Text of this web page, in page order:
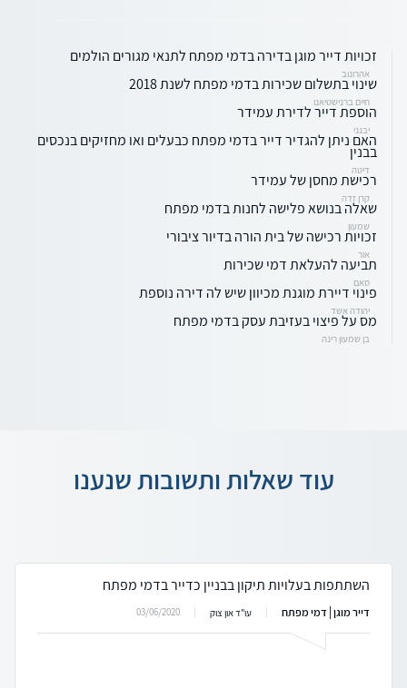
זכויות דייר מוגן בדירה בדמי מפתח לתנאי מגורים הולמים
אהרונוב
שינוי בתשלום שכירות בדמי מפתח לשנת 2018
חיים ברנישטיאנו
הוספת דייר לדירת עמידר
יבגני
האם ניתן להגדיר דייר בדמי מפתח כבעלים ואו מחזיקים בנכסים
בבנין
דיטה
רכישת מחסן של עמידר
קרן זדה
שאלה בנושא פלישה לחנות בדמי מפתח
שמעון
זכויות רכישה של בית הורה בדיור ציבורי
אור
תביעה להעלאת דמי שכירות
סאם
פינוי דיירת מוגנת מכיוון שיש לה דירה נוספת
יהודה אשד
מס על פיצוי בעזיבת עסק בדמי מפתח
בן שמעון רינה
עוד שאלות ותשובות שנענו
השתתפות בעלויות תיקון בבניין כדייר בדמי מפתח
דייר מוגן | דמי מפתח עו"ד און צוק 03/06/2020